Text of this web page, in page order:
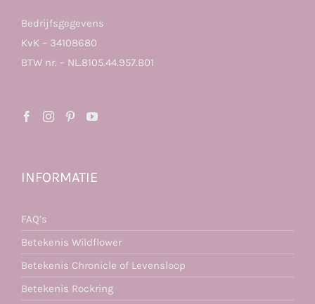
Bedrijfsgegevens
KvK – 34108680
BTW nr. – NL.8105.44.957.B01
INFORMATIE
FAQ’s
Betekenis Wildflower
Betekenis Chronicle of Levensloop
Betekenis Rockring